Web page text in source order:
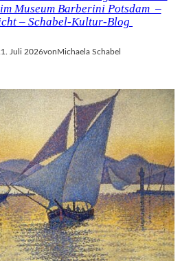
Museum Barberini Potsdam –
– Schabel-Kultur-Blog
Juli 2026vonMichaela Schabel